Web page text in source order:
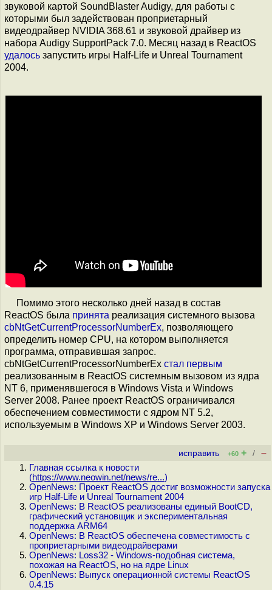
звуковой картой SoundBlaster Audigy, для работы с
которыми был задействован проприетарный
видеодрайвер NVIDIA 368.61 и звуковой драйвер из
набора Audigy SupportPack 7.0. Месяц назад в ReactOS
удалось запустить игры Half-Life и Unreal Tournament
2004.
Помимо этого несколько дней назад в состав
ReactOS была принята реализация системного вызова
cbNtGetCurrentProcessorNumberEx, позволяющего
определить номер CPU, на котором выполняется
программа, отправившая запрос.
cbNtGetCurrentProcessorNumberEx стал первым
реализованным в ReactOS системным вызовом из ядра
NT 6, применявшегося в Windows Vista и Windows
Server 2008. Ранее проект ReactOS ограничивался
обеспечением совместимости с ядром NT 5.2,
используемым в Windows XP и Windows Server 2003.
исправить +60 + / –
Главная ссылка к новости
(https://www.neowin.net/news/re...)
OpenNews: Проект ReactOS достиг возможности запуска
игр Half-Life и Unreal Tournament 2004
OpenNews: В ReactOS реализованы единый BootCD,
графический установщик и экспериментальная
поддержка ARM64
OpenNews: В ReactOS обеспечена совместимость с
проприетарными видеодрайверами
OpenNews: Loss32 - Windows-подобная система,
похожая на ReactOS, но на ядре Linux
OpenNews: Выпуск операционной системы ReactOS
0.4.15